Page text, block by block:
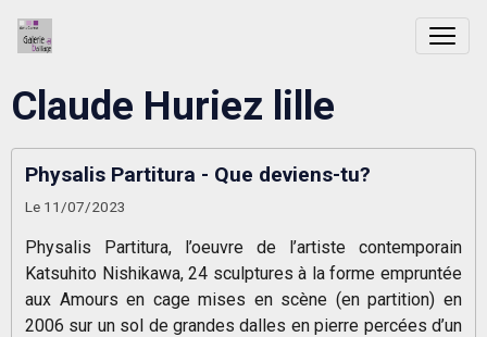
Claude Huriez lille
Physalis Partitura - Que deviens-tu?
Le 11/07/2023
Physalis Partitura, l’oeuvre de l’artiste contemporain
Katsuhito Nishikawa, 24 sculptures à la forme empruntée
aux Amours en cage mises en scène (en partition) en
2006 sur un sol de grandes dalles en pierre percées d’un